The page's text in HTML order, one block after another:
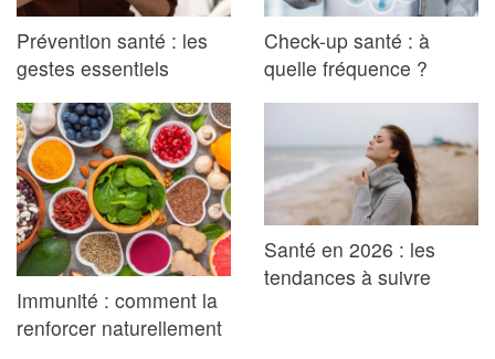
Prévention santé : les
gestes essentiels
Check-up santé : à
quelle fréquence ?
Immunité : comment la
renforcer naturellement
Santé en 2026 : les
tendances à suivre